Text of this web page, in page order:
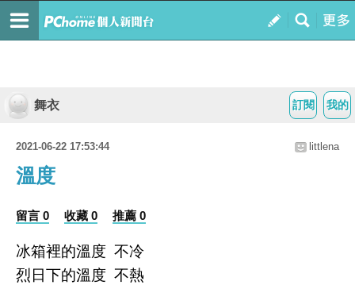
我的
訂閱
舞衣
2021-06-22 17:53:44 littlena
溫度
留言 0 收藏 0 推薦 0
冰箱裡的溫度 不冷
烈日下的溫度 不熱